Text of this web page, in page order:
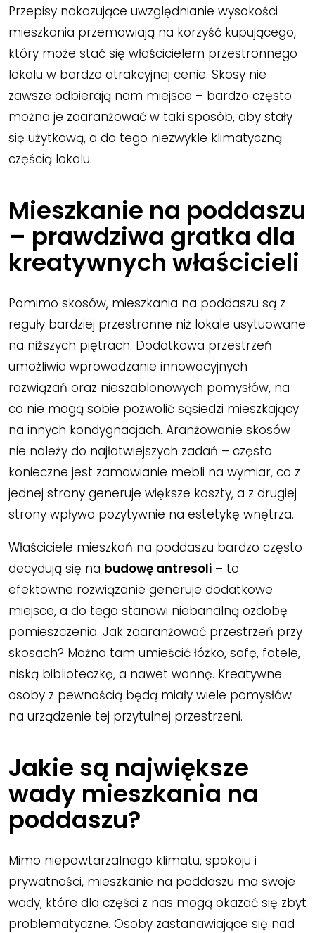
Przepisy nakazujące uwzględnianie wysokości
mieszkania przemawiają na korzyść kupującego,
który może stać się właścicielem przestronnego
lokalu w bardzo atrakcyjnej cenie. Skosy nie
zawsze odbierają nam miejsce – bardzo często
można je zaaranżować w taki sposób, aby stały
się użytkową, a do tego niezwykle klimatyczną
częścią lokalu.
Mieszkanie na poddaszu
– prawdziwa gratka dla
kreatywnych właścicieli
Pomimo skosów, mieszkania na poddaszu są z
reguły bardziej przestronne niż lokale usytuowane
na niższych piętrach. Dodatkowa przestrzeń
umożliwia wprowadzanie innowacyjnych
rozwiązań oraz nieszablonowych pomysłów, na
co nie mogą sobie pozwolić sąsiedzi mieszkający
na innych kondygnacjach. Aranżowanie skosów
nie należy do najłatwiejszych zadań – często
konieczne jest zamawianie mebli na wymiar, co z
jednej strony generuje większe koszty, a z drugiej
strony wpływa pozytywnie na estetykę wnętrza.
Właściciele mieszkań na poddaszu bardzo często
decydują się na budowę antresoli – to
efektowne rozwiązanie generuje dodatkowe
miejsce, a do tego stanowi niebanalną ozdobę
pomieszczenia. Jak zaaranżować przestrzeń przy
skosach? Można tam umieścić łóżko, sofę, fotele,
niską biblioteczkę, a nawet wannę. Kreatywne
osoby z pewnością będą miały wiele pomysłów
na urządzenie tej przytulnej przestrzeni.
Jakie są największe
wady mieszkania na
poddaszu?
Mimo niepowtarzalnego klimatu, spokoju i
prywatności, mieszkanie na poddaszu ma swoje
wady, które dla części z nas mogą okazać się zbyt
problematyczne. Osoby zastanawiające się nad